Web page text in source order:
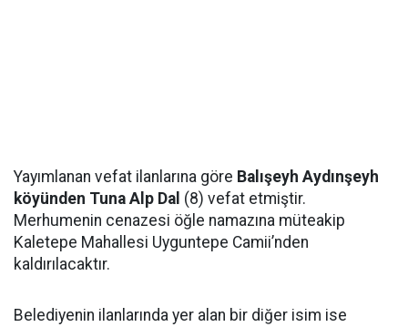
Yayımlanan vefat ilanlarına göre Balışeyh Aydınşeyh
köyünden Tuna Alp Dal (8) vefat etmiştir.
Merhumenin cenazesi öğle namazına müteakip
Kaletepe Mahallesi Uyguntepe Camii’nden
kaldırılacaktır.
Belediyenin ilanlarında yer alan bir diğer isim ise